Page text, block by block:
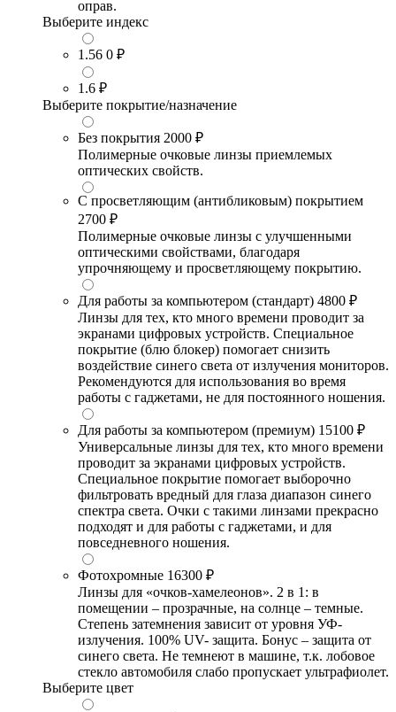
оправ.
Выберите индекс
1.56 0 ₽
1.6 ₽
Выберите покрытие/назначение
Без покрытия 2000 ₽
Полимерные очковые линзы приемлемых
оптических свойств.
С просветляющим (антибликовым) покрытием
2700 ₽
Полимерные очковые линзы с улучшенными
оптическими свойствами, благодаря
упрочняющему и просветляющему покрытию.
Для работы за компьютером (стандарт) 4800 ₽
Линзы для тех, кто много времени проводит за
экранами цифровых устройств. Специальное
покрытие (блю блокер) помогает снизить
воздействие синего света от излучения мониторов.
Рекомендуются для использования во время
работы с гаджетами, не для постоянного ношения.
Для работы за компьютером (премиум) 15100 ₽
Универсальные линзы для тех, кто много времени
проводит за экранами цифровых устройств.
Специальное покрытие помогает выборочно
фильтровать вредный для глаза диапазон синего
спектра света. Очки с такими линзами прекрасно
подходят и для работы с гаджетами, и для
повседневного ношения.
Фотохромные 16300 ₽
Линзы для «очков-хамелеонов». 2 в 1: в
помещении – прозрачные, на солнце – темные.
Степень затемнения зависит от уровня УФ-
излучения. 100% UV- защита. Бонус – защита от
синего света. Не темнеют в машине, т.к. лобовое
стекло автомобиля слабо пропускает ультрафиолет.
Выберите цвет